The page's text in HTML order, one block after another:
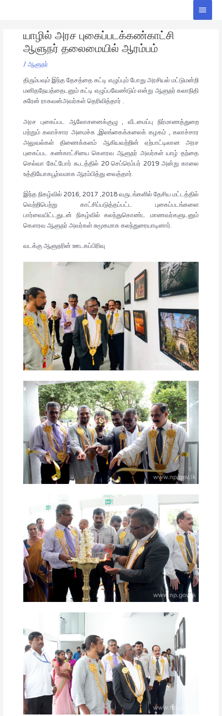
Main
யாழில் அரச புகைப்படக்கண்காட்சி
ஆளுநர் தலைமையில் ஆரம்பம்
/ ஆளுநர்
திரும்பவும் இந்த தேசத்தை கட்டி எழுப்பும் போது அரசியல் மட்டுமன்றி
மனிதநேயத்தைடனும் கட்டி எழுப்பவேண்டும் என்று ஆளுநர் கலாநிதி
சுரேன் ராகவன்அவர்கள் தெரிவித்தார் .
அரச புகைப்பட ஆலோசனைக்குழு , வீடமைப்பு நிர்மாணத்துறை
மற்றும் கலாச்சார அமைச்சு ,இலங்கைக்கலைக் கழகம் , கலாச்சார
அலுவல்கள் திணைக்களம் ஆகியவற்றின் ஏற்பாட்டிலான அரச
புகைப்பட கண்காட்சியை கௌரவ ஆளுநர் அவர்கள் யாழ் தந்தை
செல்வா கேட்போர் கூடத்தில் 20 செப்ரெம்பர் 2019 அன்று காலை
உத்தியோகபூர்வமாக ஆரம்பித்து வைத்தார்.
இந்த நிகழ்வில் 2016, 2017 ,2018 வருடங்களில் தேசிய மட்டத்தில்
வெற்றிபெற்று காட்சிப்படுத்தப்பட்ட புகைப்படங்களை
பார்வையிட்டதுடன் நிகழ்வில் கலந்துகொண்ட மாணவர்களுடனும்
கௌரவ ஆளுநர் அவர்கள் சுமூகமாக கலந்துரையாடினார்.
வடக்கு ஆளுநரின் ஊடகப்பிரிவு
navigation